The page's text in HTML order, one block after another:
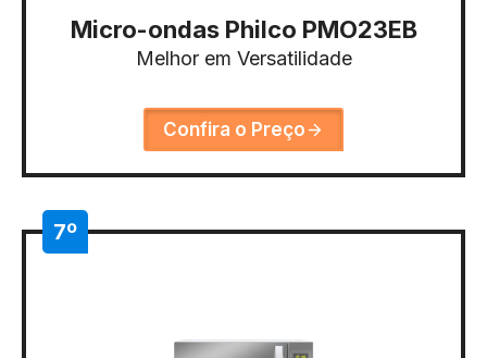
Micro-ondas Philco PMO23EB
Melhor em Versatilidade
Confira o Preço
7º